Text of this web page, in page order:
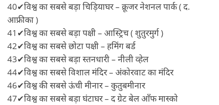
40✔विश्व का सबसे बड़ा चिड़ियाघर – क्रूजर नेशनल पार्क ( द.
आफ्रीका )
41✔विश्व का सबसे बड़ा पक्षी – आस्ट्रिच ( शुतुरमुर्ग )
42✔विश्व का सबसे छोटा पक्षी – हमिंग बर्ड
43✔विश्व का सबसे बड़ा स्तनधारी – नीली व्हेल
44✔विश्व का सबसे विशाल मंदिर – अंकोरवाट का मंदिर
46✔विश्व की सबसे ऊंची मीनार – कुतुबमीनार
47✔विश्व का सबसे बड़ा घंटाघर – द ग्रेट बेल आँफ मास्को